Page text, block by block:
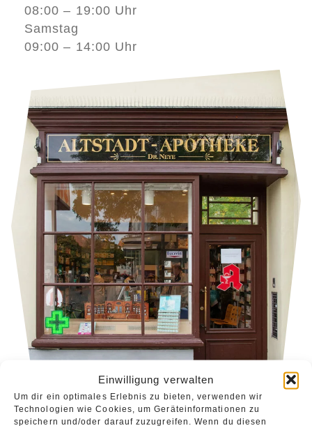
Einwilligung verwalten
Um dir ein optimales Erlebnis zu bieten, verwenden wir
Technologien wie Cookies, um Geräteinformationen zu
speichern und/oder darauf zuzugreifen. Wenn du diesen
08:00 – 19:00 Uhr
Samstag
09:00 – 14:00 Uhr
Immer um die Gesundheit unserer Kunden